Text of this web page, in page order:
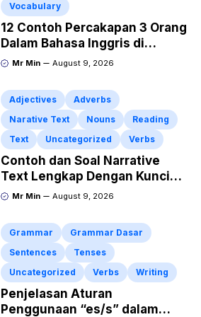
Vocabulary
12 Contoh Percakapan 3 Orang
Dalam Bahasa Inggris di
Rumah Sakit Beserta Artinya
Mr Min August 9, 2026
Adjectives
Adverbs
Narative Text
Nouns
Reading
Text
Uncategorized Verbs
Contoh dan Soal Narrative
Text Lengkap Dengan Kunci
Jawaban
Mr Min August 9, 2026
Grammar
Grammar Dasar
Sentences
Tenses
Uncategorized
Verbs Writing
Penjelasan Aturan
Penggunaan “es/s” dalam